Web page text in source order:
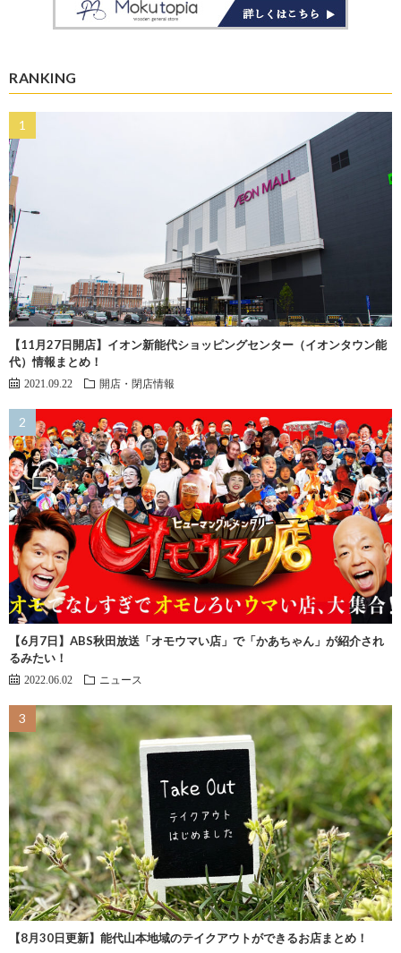
RANKING
【11月27日開店】イオン新能代ショッピングセンター（イオンタウン能
代）情報まとめ！
2021.09.22 開店・閉店情報
【6月7日】ABS秋田放送「オモウマい店」で「かあちゃん」が紹介され
るみたい！
2022.06.02 ニュース
【8月30日更新】能代山本地域のテイクアウトができるお店まとめ！